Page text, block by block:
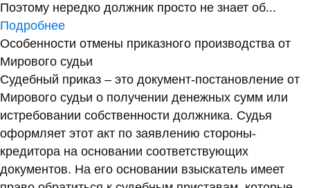
Поэтому нередко должник просто не знает об...
Подробнее
Особенности отмены приказного производства от
Мирового судьи
Судебный приказ – это документ-постановление от
Мирового судьи о получении денежных сумм или
истребовании собственности должника. Судья
оформляет этот акт по заявлению стороны-
кредитора на основании соответствующих
документов. На его основании взыскатель имеет